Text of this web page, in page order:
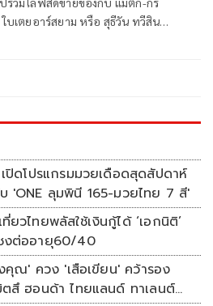
บเตยอาร์สยาม หรือ สุธีวัน ทวีสิน
ปิดโปรแกรมมวยเดือดสุดสัปดาห์
'ONE ลุมพินี 165-มวยไทย 7 สี'
ยวไทยพลัสใช้เงินกู้ได้ ‘เอกนิติ’
งต่ออายุ60/40
คุณ' ควง 'เสือเขียน' คว้ารอง
สึ ฮอนด้า ไทยแลนด์ ทาเลนต์